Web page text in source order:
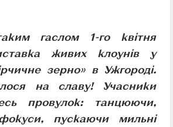
гаслом 1-го квітня
живих клоунів у
зерно» в Ужгороді.
на славу! Учасники
провулок: танцюючи,
пускаючи мильні